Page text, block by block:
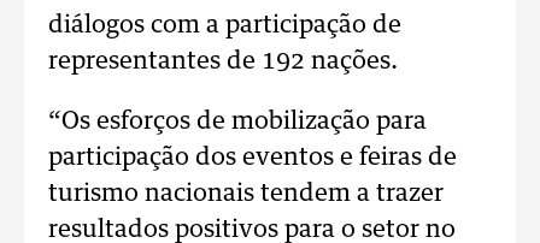
diálogos com a participação de
representantes de 192 nações.
“Os esforços de mobilização para
participação dos eventos e feiras de
turismo nacionais tendem a trazer
resultados positivos para o setor no